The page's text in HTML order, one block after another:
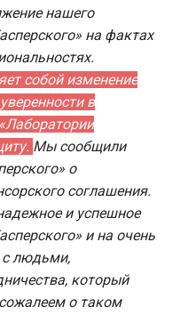
нашего
на фактах
собой изменение
в
Мы сообщили
о
соглашения.
и успешное
и на очень
с людьми,
который
о таком